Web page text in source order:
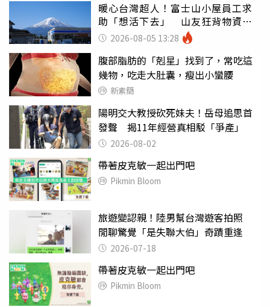
暖心台灣超人！富士山小屋員工求
助「想活下去」 山友狂背物資上
山：台灣真的是寶島
2026-08-05 13:28
腹部脂肪的「剋星」找到了，常吃這
幾物，吃走大肚囊，瘦出小蠻腰
新素簡
陽明交大教授砍死妹夫！岳母追思首
發聲 揭11年經營真相駁「爭產」
2026-08-02
帶著皮克敏一起出門吧
Pikmin Bloom
旅遊變認親！陸男幫台灣遊客拍照
閒聊驚覺「是失聯大伯」奇蹟重逢
2026-07-18
帶著皮克敏一起出門吧
Pikmin Bloom